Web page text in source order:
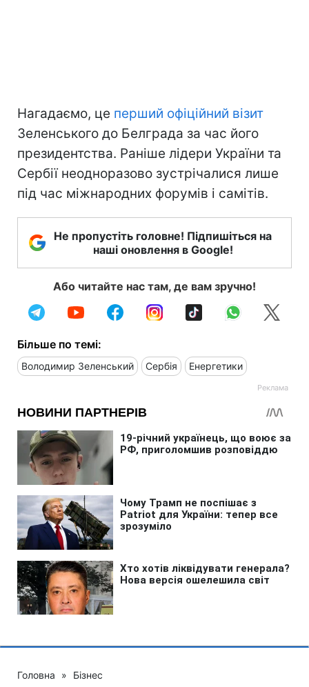
Нагадаємо, це перший офіційний візит
Зеленського до Белграда за час його
президентства. Раніше лідери України та
Сербії неодноразово зустрічалися лише
під час міжнародних форумів і самітів.
Не пропустіть головне! Підпишіться на
наші оновлення в Google!
Або читайте нас там, де вам зручно!
Більше по темі:
Володимир Зеленський Сербія Енергетики
Головна » Бізнес